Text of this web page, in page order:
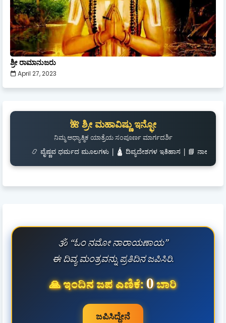
ಶ್ರೀ ರಾಮಾನುಜರು
April 27, 2023
🌺 ಶ್ರೀ ಮಹಾವಿಷ್ಣು ಇನ್ಫೋ
ನಿಮ್ಮ ಆಧ್ಯಾತ್ಮಿಕ ಯಾತ್ರೆಯ ಸಂಪೂರ್ಣ ಮಾರ್ಗದರ್ಶಿ
ಧರ್ಮದ ಮೂಲಗಳು | 🛕 ದಿವ್ಯದೇಶಗಳ ಇತಿಹಾಸ | 📘 ನಾಲಾಯಿರ ದಿವ್ಯಪ್ರಬಂಧ | 🎧
🕉️ “ಓಂ ನಮೋ ನಾರಾಯಣಾಯ”
ಈ ದಿವ್ಯ ಮಂತ್ರವನ್ನು ಪ್ರತಿದಿನ ಜಪಿಸಿರಿ.
🙏 ಇಂದಿನ ಜಪ ಎಣಿಕೆ:0ಬಾರಿ
ಜಪಿಸಿದ್ದೇನೆ